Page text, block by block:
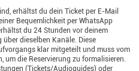
erhältst du dein Ticket per E-Mail
Bequemlichkeit per WhatsApp
du 24 Stunden vor deinem
dieselben Kanäle. Diese
klar mitgeteilt und muss vom
um die Reservierung zu formalisieren.
(Tickets/Audioguides) oder